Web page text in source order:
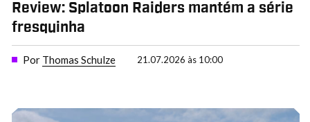
Review: Splatoon Raiders mantém a série
fresquinha
Por Thomas Schulze 21.07.2026 às 10:00